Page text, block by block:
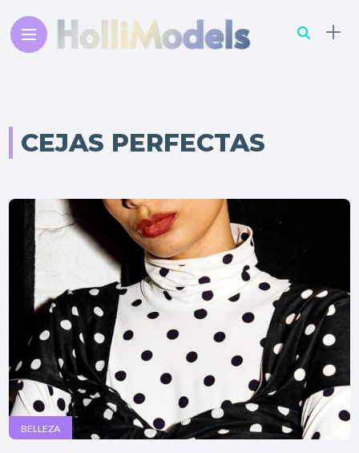
CEJAS PERFECTAS
BELLEZA